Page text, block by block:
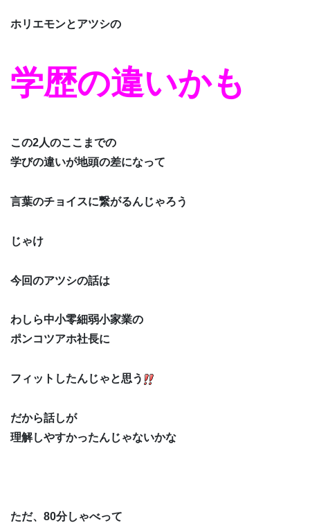
ホリエモンとアツシの
学歴の違いかも
この2人のここまでの
学びの違いが地頭の差になって
言葉のチョイスに繋がるんじゃろう
じゃけ
今回のアツシの話は
わしら中小零細弱小家業の
ポンコツアホ社長に
フィットしたんじゃと思う
だから話しが
理解しやすかったんじゃないかな
ただ、80分しゃべって